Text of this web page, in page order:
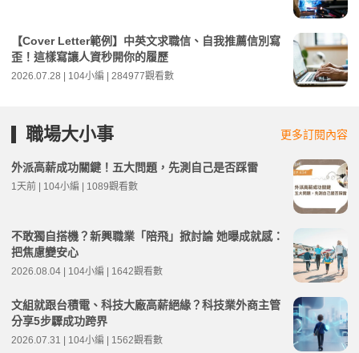
【Cover Letter範例】中英文求職信、自我推薦信別寫
歪！這樣寫讓人資秒開你的履歷
2026.07.28 | 104小編 | 284977觀看數
職場大小事 更多訂閱內容
外派高薪成功關鍵！五大問題，先測自己是否踩雷
1天前 | 104小編 | 1089觀看數
不敢獨自搭機？新興職業「陪飛」掀討論 她曝成就感：
把焦慮變安心
2026.08.04 | 104小編 | 1642觀看數
文組就跟台積電、科技大廠高薪絕緣？科技業外商主管
分享5步驟成功跨界
2026.07.31 | 104小編 | 1562觀看數